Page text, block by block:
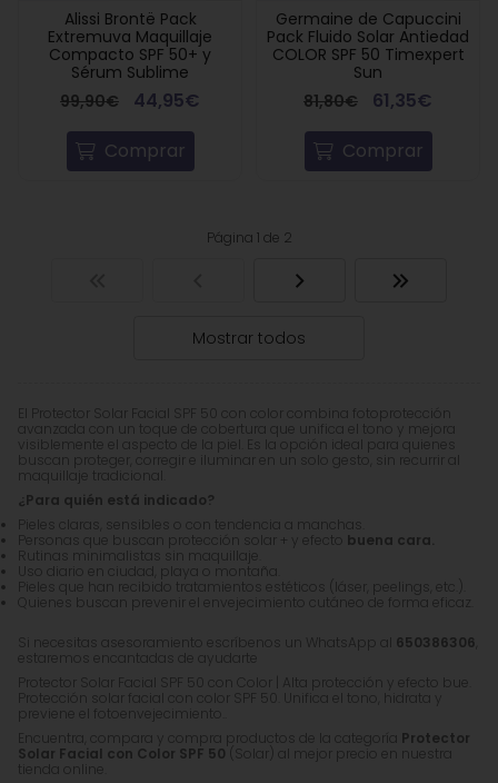
El Protector Solar Facial SPF 50 con color combina fotoprotección
avanzada con un toque de cobertura que unifica el tono y mejora
visiblemente el aspecto de la piel. Es la opción ideal para quienes
buscan proteger, corregir e iluminar en un solo gesto, sin recurrir al
maquillaje tradicional.
¿Para quién está indicado?
Pieles claras, sensibles o con tendencia a manchas.
Personas que buscan protección solar + y efecto buena cara.
Rutinas minimalistas sin maquillaje.
Uso diario en ciudad, playa o montaña.
Pieles que han recibido tratamientos estéticos (láser, peelings, etc.).
Quienes buscan prevenir el envejecimiento cutáneo de forma eficaz.
Si necesitas asesoramiento escríbenos un WhatsApp al 650386306
estaremos encantadas de ayudarte
Protector Solar Facial SPF 50 con Color | Alta protección y efecto bue.
Protección solar facial con color SPF 50. Unifica el tono, hidrata y
previene el fotoenvejecimiento..
Encuentra, compara y compra productos de la categoría Protector
Solar Facial con Color SPF 50 (Solar) al mejor precio en nuestra
tienda online.
Alissi Brontë Pack
Extremuva Maquillaje
Compacto SPF 50+ y
Sérum Sublime
99,90€
44,95€
Comprar
Germaine de Capuccini
Pack Fluido Solar Antiedad
COLOR SPF 50 Timexpert
Sun
81,80€
61,35€
Comprar
Página 1 de 2
Mostrar todos